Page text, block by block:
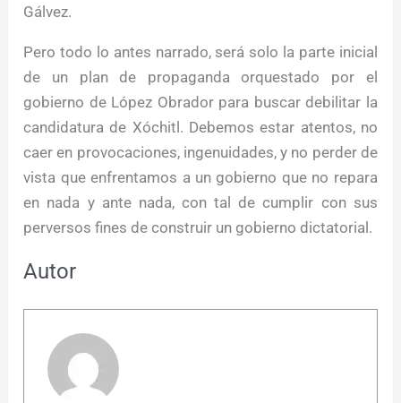
Gálvez.
Pero todo lo antes narrado, será solo la parte inicial
de un plan de propaganda orquestado por el
gobierno de López Obrador para buscar debilitar la
candidatura de Xóchitl. Debemos estar atentos, no
caer en provocaciones, ingenuidades, y no perder de
vista que enfrentamos a un gobierno que no repara
en nada y ante nada, con tal de cumplir con sus
perversos fines de construir un gobierno dictatorial.
Autor